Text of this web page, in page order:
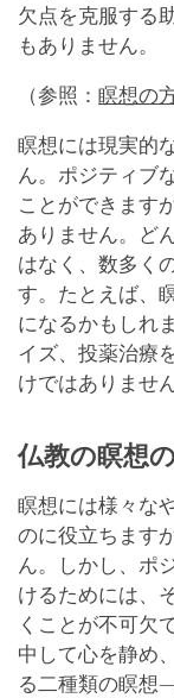
欠点を克服する
もありません。
（参照： 瞑想の
瞑想には現実的
ん。ポジティブ
ことができます
ありません。ど
はなく、数多く
す。たとえば、
になるかもしれ
イズ、投薬治療
けではありません
仏教の瞑想
瞑想には様々な
のに役立ちます
ん。しかし、ポ
けるためには、
くことが不可欠
中して心を静め
る二種類の瞑想